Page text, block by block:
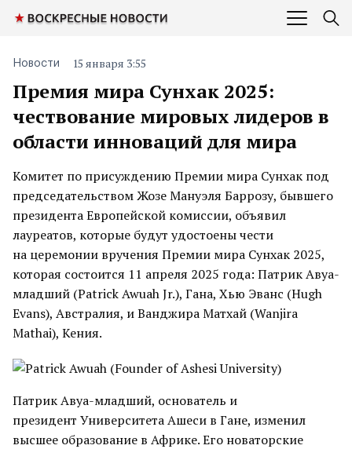
Премия мира Сунхак 2025:
чествование мировых лидеров в
области инноваций для мира
Новости 15 января 3:55
Комитет по присуждению Премии мира Сунхак под
председательством Жозе Мануэля Баррозу, бывшего
президента Европейской комиссии, объявил
лауреатов, которые будут удостоены чести
на церемонии вручения Премии мира Сунхак 2025,
которая состоится 11 апреля 2025 года: Патрик Авуа-
младший (Patrick Awuah Jr.), Гана, Хью Эванс (Hugh
Evans), Австралия, и Ванджира Матхай (Wanjira
Mathai), Кения.
Патрик Авуа-младший, основатель и
президент Университета Ашеси в Гане, изменил
высшее образование в Африке. Его новаторские